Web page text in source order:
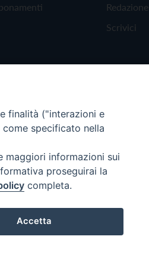
Redazione
Scrivici
finalità ("interazioni e
specificato nella
maggiori informazioni sui
proseguirai la
completa.
Accetta